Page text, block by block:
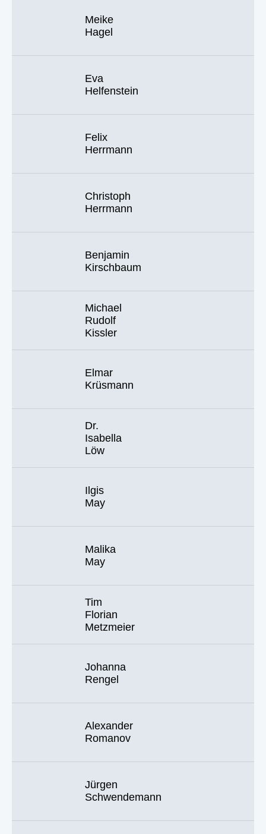
Meike
Hagel
Eva
Helfenstein
Felix
Herrmann
Christoph
Herrmann
Benjamin
Kirschbaum
Michael
Rudolf
Kissler
Elmar
Krüsmann
Dr.
Isabella
Löw
Ilgis
May
Malika
May
Tim
Florian
Metzmeier
Johanna
Rengel
Alexander
Romanov
Jürgen
Schwendemann